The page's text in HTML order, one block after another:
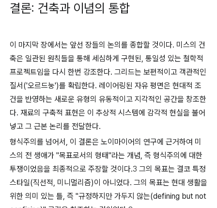
결론: 건축과 이념의 통합
이 마지막 장에서는 앞선 장들의 논의를 종합할 것이다. 미스의 건
축은 일관된 원칙들을 통해 세심하게 구현된, 통일성 있는 철학적
프로젝트임을 다시 한번 강조한다. 그리드는 보편적이고 객관적인
질서('오르드눙')를 확립한다. 레이어링된 자유 평면은 현대적 조
건을 반영하는 새로운 유형의 유동적이고 지각적인 공간을 창조한
다. 재료의 구축적 표현은 이 추상적 시스템에 감각적 현실을 불어
넣고 그 근본 논리를 전달한다.
형식주의를 넘어서, 이 결론은 노이마이어의 연구에 근거하여 미
스의 전 생애가 "목표로서의 형태"라는 개념, 즉 형식주의에 대한
투쟁이었음을 최종적으로 주장할 것이다.3 그의 목표는 결코 특정
스타일(직선적, 미니멀리즘)이 아니었다. 그의 목표는 현대 생활을
위한 의미 있는 틀, 즉 "규정하지만 가두지 않는(defining but not